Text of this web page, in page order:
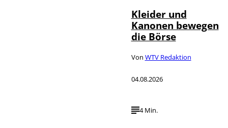
Kleider und
Kanonen bewegen
die Börse
Von WTV Redaktion
04.08.2026
4 Min.